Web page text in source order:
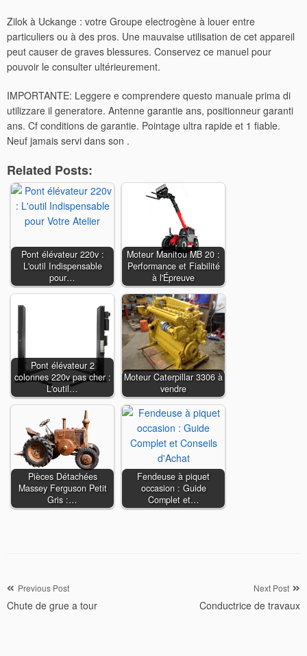
Zilok à Uckange : votre Groupe electrogène à louer entre
particuliers ou à des pros. Une mauvaise utilisation de cet appareil
peut causer de graves blessures. Conservez ce manuel pour
pouvoir le consulter ultérieurement.
IMPORTANTE: Leggere e comprendere questo manuale prima di
utilizzare il generatore. Antenne garantie ans, positionneur garanti
ans. Cf conditions de garantie. Pointage ultra rapide et 1 fiable.
Neuf jamais servi dans son .
Related Posts:
Pont élévateur 220v :
L'outil Indispensable
pour…
Moteur Manitou MB 20 :
Performance et Fiabilité
à l'Épreuve
Pont élévateur 2
colonnes 220v pas cher :
L'outil…
Moteur Caterpillar 3306 à
vendre
Pièces Détachées
Massey Ferguson Petit
Gris :…
Fendeuse à piquet
occasion : Guide
Complet et…
Navigation
de
Previous Post
Chute de grue a tour
Next Post
Conductrice de travaux